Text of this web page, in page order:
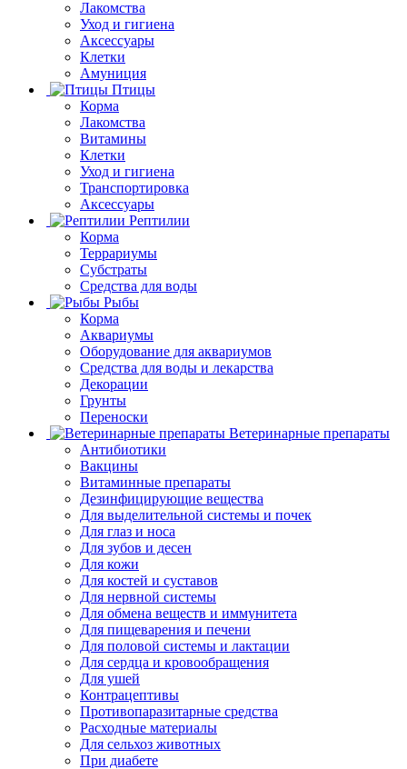
Лакомства
Уход и гигиена
Аксессуары
Клетки
Амуниция
Птицы
Корма
Лакомства
Витамины
Клетки
Уход и гигиена
Транспортировка
Аксессуары
Рептилии
Корма
Террариумы
Субстраты
Средства для воды
Рыбы
Корма
Аквариумы
Оборудование для аквариумов
Средства для воды и лекарства
Декорации
Грунты
Переноски
Ветеринарные препараты
Антибиотики
Вакцины
Витаминные препараты
Дезинфицирующие вещества
Для выделительной системы и почек
Для глаз и носа
Для зубов и десен
Для кожи
Для костей и суставов
Для нервной системы
Для обмена веществ и иммунитета
Для пищеварения и печени
Для половой системы и лактации
Для сердца и кровообращения
Для ушей
Контрацептивы
Противопаразитарные средства
Расходные материалы
Для сельхоз животных
При диабете